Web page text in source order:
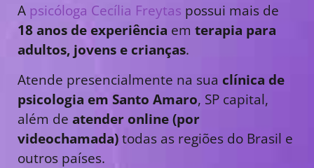
A psicóloga Cecília Freytas possui mais de
18 anos de experiência em terapia para
adultos, jovens e crianças.
Atende presencialmente na sua clínica de
psicologia em Santo Amaro, SP capital,
além de atender online (por
videochamada)todas as regiões do Brasil e
outros países.